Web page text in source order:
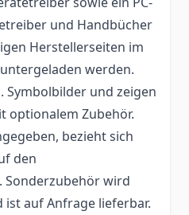
und Handbücher
Herstellerseiten im
werden.
Symbolbilder und zeigen
optionalem Zubehör.
bezieht sich
den
wird
auf Anfrage lieferbar.